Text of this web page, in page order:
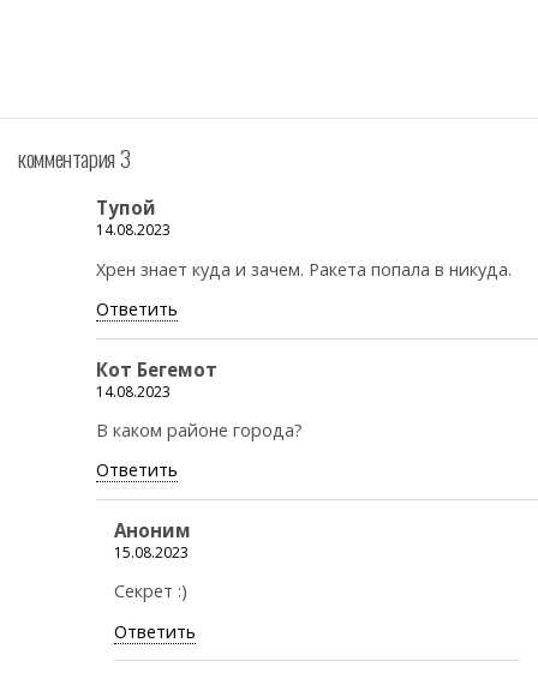
комментария 3
Тупой
14.08.2023
Хрен знает куда и зачем. Ракета попала в никуда.
Ответить
Кот Бегемот
14.08.2023
В каком районе города?
Ответить
Аноним
15.08.2023
Секрет :)
Ответить